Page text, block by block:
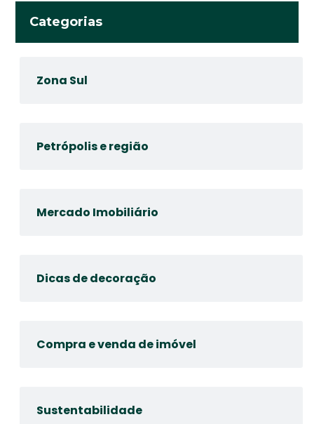
Categorias
Zona Sul
Petrópolis e região
Mercado Imobiliário
Dicas de decoração
Compra e venda de imóvel
Sustentabilidade